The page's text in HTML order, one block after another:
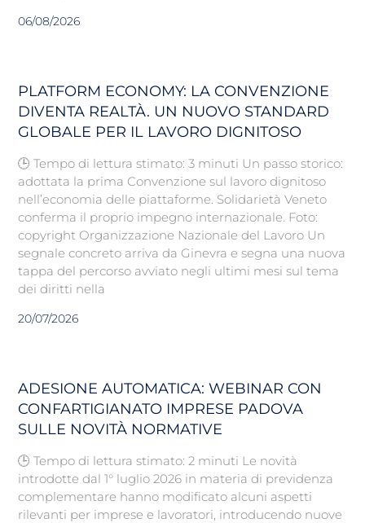
06/08/2026
PLATFORM ECONOMY: LA CONVENZIONE
DIVENTA REALTÀ. UN NUOVO STANDARD
GLOBALE PER IL LAVORO DIGNITOSO
🕒 Tempo di lettura stimato: 3 minuti Un passo storico:
adottata la prima Convenzione sul lavoro dignitoso
nell’economia delle piattaforme. Solidarietà Veneto
conferma il proprio impegno internazionale. Foto:
copyright Organizzazione Nazionale del Lavoro Un
segnale concreto arriva da Ginevra e segna una nuova
tappa del percorso avviato negli ultimi mesi sul tema
dei diritti nella
20/07/2026
ADESIONE AUTOMATICA: WEBINAR CON
CONFARTIGIANATO IMPRESE PADOVA
SULLE NOVITÀ NORMATIVE
🕒 Tempo di lettura stimato: 2 minuti Le novità
introdotte dal 1° luglio 2026 in materia di previdenza
complementare hanno modificato alcuni aspetti
rilevanti per imprese e lavoratori, introducendo nuove